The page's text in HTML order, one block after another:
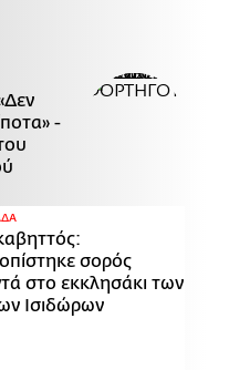
-
σορός
στο εκκλησάκι των
Ισιδώρων